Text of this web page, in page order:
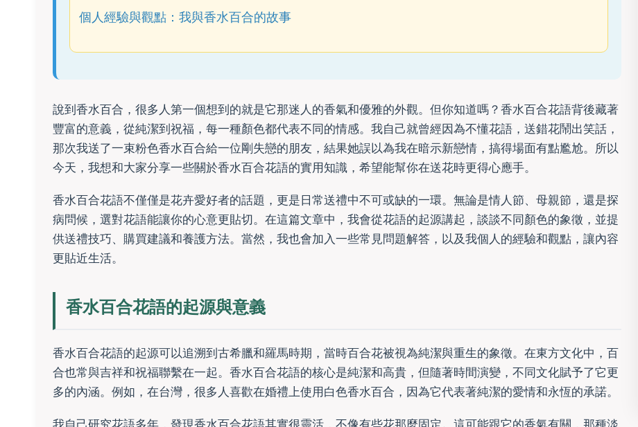
個人經驗與觀點：我與香水百合的故事
說到香水百合，很多人第一個想到的就是它那迷人的香氣和優雅的外觀。但你知道嗎？香水百合花語背後藏著
豐富的意義，從純潔到祝福，每一種顏色都代表不同的情感。我自己就曾經因為不懂花語，送錯花鬧出笑話，
那次我送了一束粉色香水百合給一位剛失戀的朋友，結果她誤以為我在暗示新戀情，搞得場面有點尷尬。所以
今天，我想和大家分享一些關於香水百合花語的實用知識，希望能幫你在送花時更得心應手。
香水百合花語不僅僅是花卉愛好者的話題，更是日常送禮中不可或缺的一環。無論是情人節、母親節，還是探
病問候，選對花語能讓你的心意更貼切。在這篇文章中，我會從花語的起源講起，談談不同顏色的象徵，並提
供送禮技巧、購買建議和養護方法。當然，我也會加入一些常見問題解答，以及我個人的經驗和觀點，讓內容
更貼近生活。
香水百合花語的起源與意義
香水百合花語的起源可以追溯到古希臘和羅馬時期，當時百合花被視為純潔與重生的象徵。在東方文化中，百
合也常與吉祥和祝福聯繫在一起。香水百合花語的核心是純潔和高貴，但隨著時間演變，不同文化賦予了它更
多的內涵。例如，在台灣，很多人喜歡在婚禮上使用白色香水百合，因為它代表著純潔的愛情和永恆的承諾。